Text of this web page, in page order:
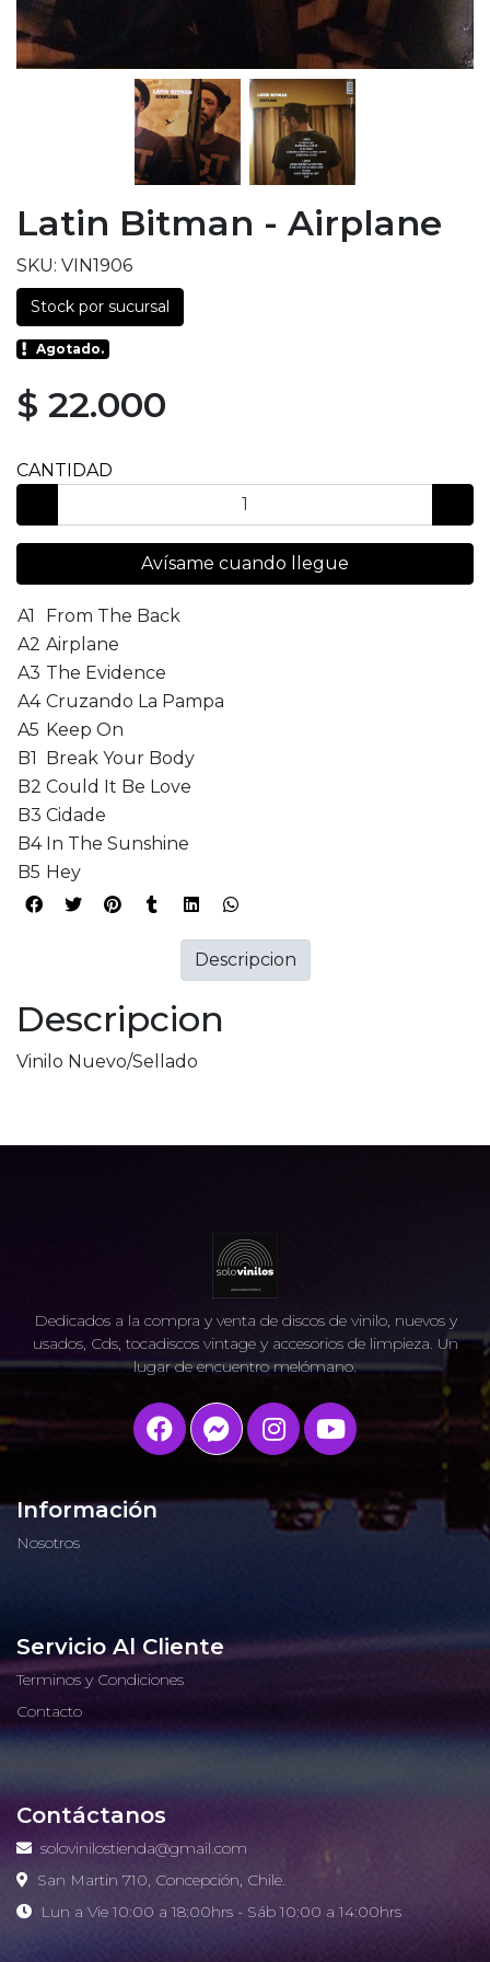
Latin Bitman - Airplane
SKU: VIN1906
Stock por sucursal
Agotado.
$ 22.000
CANTIDAD
Avísame cuando llegue
A1
From The Back
A2 Airplane
A3 The Evidence
A4 Cruzando La Pampa
A5 Keep On
B1 Break Your Body
B2 Could It Be Love
B3 Cidade
B4 In The Sunshine
B5 Hey
Descripcion
Vinilo Nuevo/Sellado
Descripcion
Dedicados a la compra y venta de discos de vinilo, nuevos y
usados, Cds, tocadiscos vintage y accesorios de limpieza. Un
lugar de encuentro melómano.
Información
Nosotros
Servicio Al Cliente
Terminos y Condiciones
Contacto
Contáctanos
solovinilostienda@gmail.com
San Martin 710, Concepción, Chile.
Lun a Vie 10:00 a 18:00hrs - Sáb 10:00 a 14:00hrs